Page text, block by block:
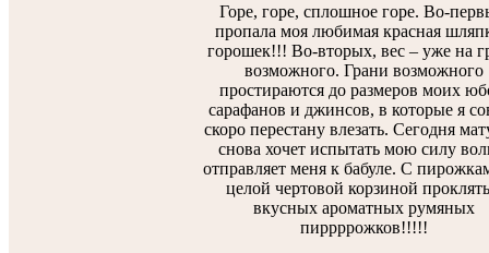
Горе, горе, сплошное горе. Во-
пропала моя любимая красная
горошек!!! Во-вторых, вес – уже на
возможного. Грани возможного
простираются до размеров моих
сарафанов и джинсов, в которые я
скоро перестану влезать. Сегодня
снова хочет испытать мою силу
отправляет меня к бабуле. С
целой чертовой корзиной
вкусных ароматных румяных
пиррррожков!!!!!